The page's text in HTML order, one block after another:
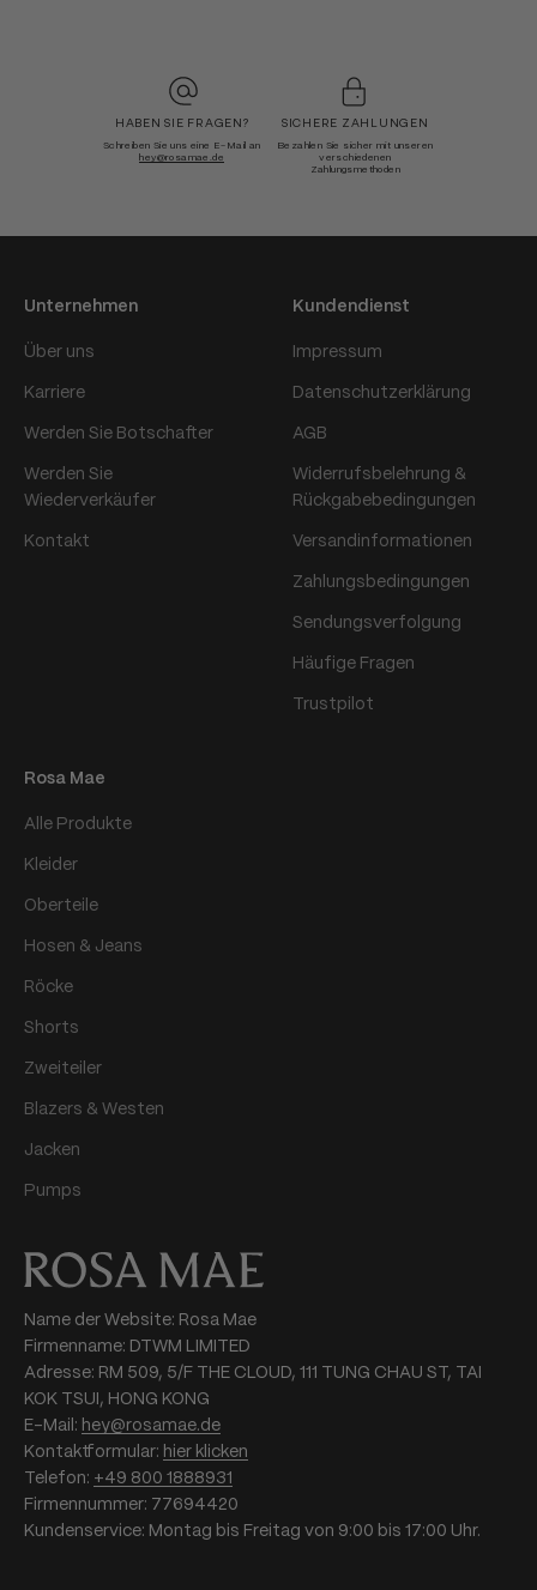
HABEN SIE FRAGEN?
Schreiben Sie uns eine E-Mail an
hey@rosamae.de
SICHERE ZAHLUNGEN
Bezahlen Sie sicher mit unseren
verschiedenen
Zahlungsmethoden
Unternehmen
Über uns
Karriere
Werden Sie Botschafter
Werden Sie
Wiederverkäufer
Kontakt
Kundendienst
Impressum
Datenschutzerklärung
AGB
Widerrufsbelehrung &
Rückgabebedingungen
Versandinformationen
Zahlungsbedingungen
Sendungsverfolgung
Häufige Fragen
Trustpilot
Rosa Mae
Alle Produkte
Kleider
Oberteile
Hosen & Jeans
Röcke
Shorts
Zweiteiler
Blazers & Westen
Jacken
Pumps
Name der Website: Rosa Mae
Firmenname: DTWM LIMITED
Adresse: RM 509, 5/F THE CLOUD, 111 TUNG CHAU ST, TAI
KOK TSUI, HONG KONG
E-Mail: hey@rosamae.de
Kontaktformular: hier klicken
Telefon: +49 800 1888931
Firmennummer: 77694420
Kundenservice: Montag bis Freitag von 9:00 bis 17:00 Uhr.